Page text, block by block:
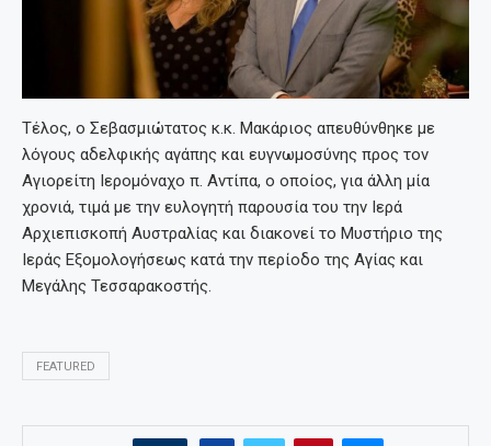
Τέλος, ο Σεβασμιώτατος κ.κ. Μακάριος απευθύνθηκε με
λόγους αδελφικής αγάπης και ευγνωμοσύνης προς τον
Αγιορείτη Ιερομόναχο π. Αντίπα, ο οποίος, για άλλη μία
χρονιά, τιμά με την ευλογητή παρουσία του την Ιερά
Αρχιεπισκοπή Αυστραλίας και διακονεί το Μυστήριο της
Ιεράς Εξομολογήσεως κατά την περίοδο της Αγίας και
Μεγάλης Τεσσαρακοστής.
FEATURED